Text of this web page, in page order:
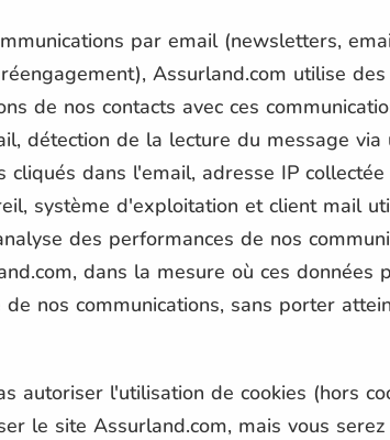
par email (newsletters,
Assurland.com utilise
de nos contacts avec ces
détection de la lecture du message
cliqués dans l'email, adresse IP
système d'exploitation et client mail
des performances de nos
dans la mesure où ces
nos communications, sans porter
autoriser l'utilisation de cookies (hors
le site Assurland.com, mais vous